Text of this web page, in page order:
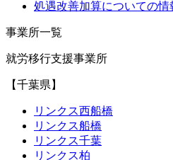
処遇改善加算についての情
事業所一覧
就労移行支援事業所
【千葉県】
リンクス西船橋
リンクス船橋
リンクス千葉
リンクス柏